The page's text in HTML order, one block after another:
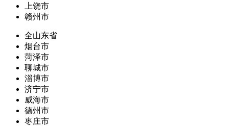
上饶市
赣州市
全山东省
烟台市
菏泽市
聊城市
淄博市
济宁市
威海市
德州市
枣庄市